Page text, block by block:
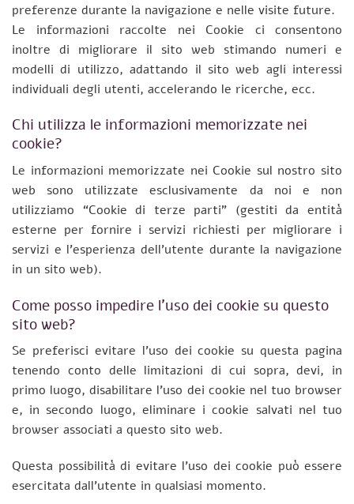
preferenze durante la navigazione e nelle visite future.
Le informazioni raccolte nei Cookie ci consentono
inoltre di migliorare il sito web stimando numeri e
modelli di utilizzo, adattando il sito web agli interessi
individuali degli utenti, accelerando le ricerche, ecc.
Chi utilizza le informazioni memorizzate nei
cookie?
Le informazioni memorizzate nei Cookie sul nostro sito
web sono utilizzate esclusivamente da noi e non
utilizziamo “Cookie di terze parti” (gestiti da entità
esterne per fornire i servizi richiesti per migliorare i
servizi e l’esperienza dell’utente durante la navigazione
in un sito web).
Come posso impedire l’uso dei cookie su questo
sito web?
Se preferisci evitare l’uso dei cookie su questa pagina
tenendo conto delle limitazioni di cui sopra, devi, in
primo luogo, disabilitare l’uso dei cookie nel tuo browser
e, in secondo luogo, eliminare i cookie salvati nel tuo
browser associati a questo sito web.
Questa possibilità di evitare l’uso dei cookie può essere
esercitata dall’utente in qualsiasi momento.